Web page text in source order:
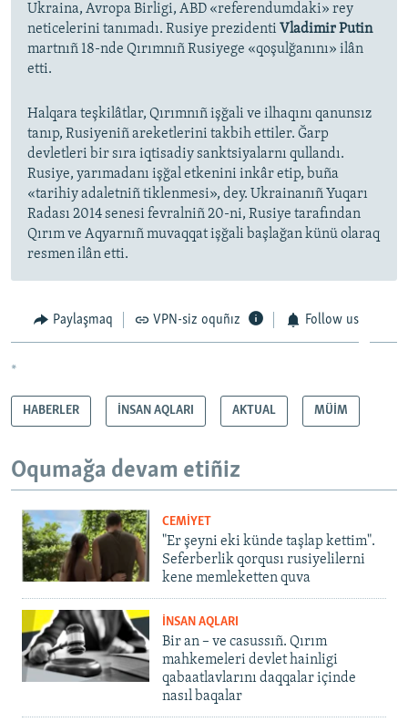
Ukraina, Avropa Birligi, ABD «referendumdaki» rey
neticelerini tanımadı. Rusiye prezidenti Vladimir Putin
martnıñ 18-nde Qırımnıñ Rusiyege «qoşulğanını» ilân
etti.
Halqara teşkilâtlar, Qırımnıñ işğali ve ilhaqını qanunsız
tanıp, Rusiyeniñ areketlerini takbih ettiler. Ğarp
devletleri bir sıra iqtisadiy sanktsiyalarnı qullandı.
Rusiye, yarımadanı işğal etkenini inkâr etip, buña
«tarihiy adaletniñ tiklenmesi», dey. Ukrainanıñ Yuqarı
Radası 2014 senesi fevralniñ 20-ni, Rusiye tarafından
Qırım ve Aqyarnıñ muvaqqat işğali başlağan künü olaraq
resmen ilân etti.
Paylaşmaq VPN-siz oquñız Follow us
*
HABERLER İNSAN AQLARI AKTUAL MÜİM
Oqumağa devam etiñiz
CEMİYET
"Er şeyni eki künde taşlap kettim".
Seferberlik qorqusı rusiyelilerni
kene memleketten quva
İNSAN AQLARI
Bir an – ve casussıñ. Qırım
mahkemeleri devlet hainligi
qabaatlavlarını daqqalar içinde
nasıl baqalar